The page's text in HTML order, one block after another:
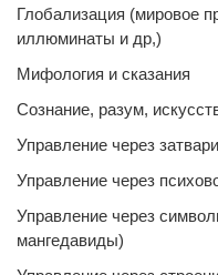
Глобализация (мировое
иллюминаты и др,)
Мифология и сказания
Сознание, разум,
Управление через
Управление через
Управление через
мангедавиды)